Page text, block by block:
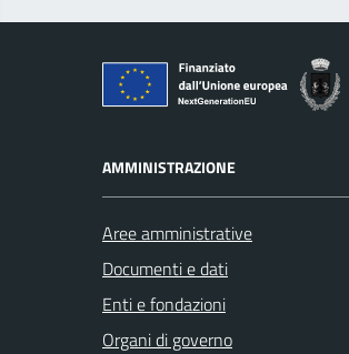
AMMINISTRAZIONE
Aree amministrative
Documenti e dati
Enti e fondazioni
Organi di governo